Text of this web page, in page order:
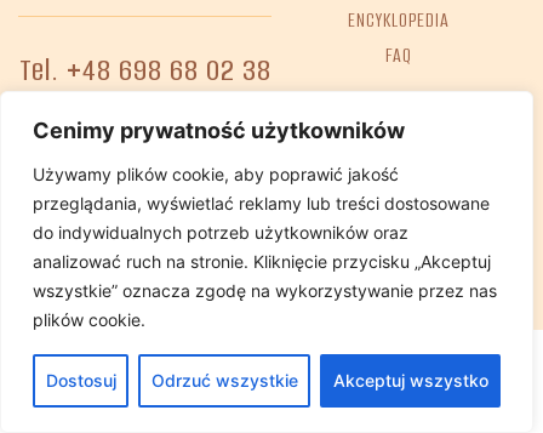
Cenimy prywatność użytkowników
Używamy plików cookie, aby poprawić jakość
przeglądania, wyświetlać reklamy lub treści dostosowane
do indywidualnych potrzeb użytkowników oraz
analizować ruch na stronie. Kliknięcie przycisku „Akceptuj
wszystkie” oznacza zgodę na wykorzystywanie przez nas
plików cookie.
Dostosuj Odrzuć wszystkie Akceptuj wszystko
Tel. +48 698 68 02 38
e-mail: GABINET@REHA-BIT.PL
ENCYKLOPEDIA
FAQ
Deklaracja dostępności Polityka Prywatnosci